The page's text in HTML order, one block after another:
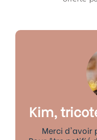
Kim,
Merci d'avoir